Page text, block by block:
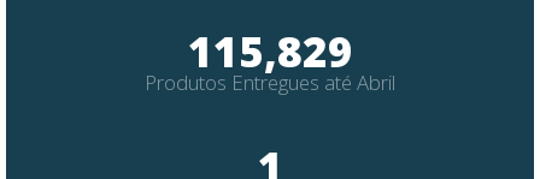
150,000+
Produtos Entregues até Abril
2